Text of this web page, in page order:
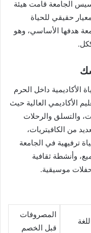
الجامعة قامت هيئة
حقيقي للحياة
هدفها الأساسي، وهو
الأكاديمية داخل الحرم
الأكاديمي العالية حيث
والتسلق والرحلات
من الكافيتريات،
ترفيهية في الجامعة
وأنشطة ثقافية
موسيقية.
المصروفات
قبل الخصم